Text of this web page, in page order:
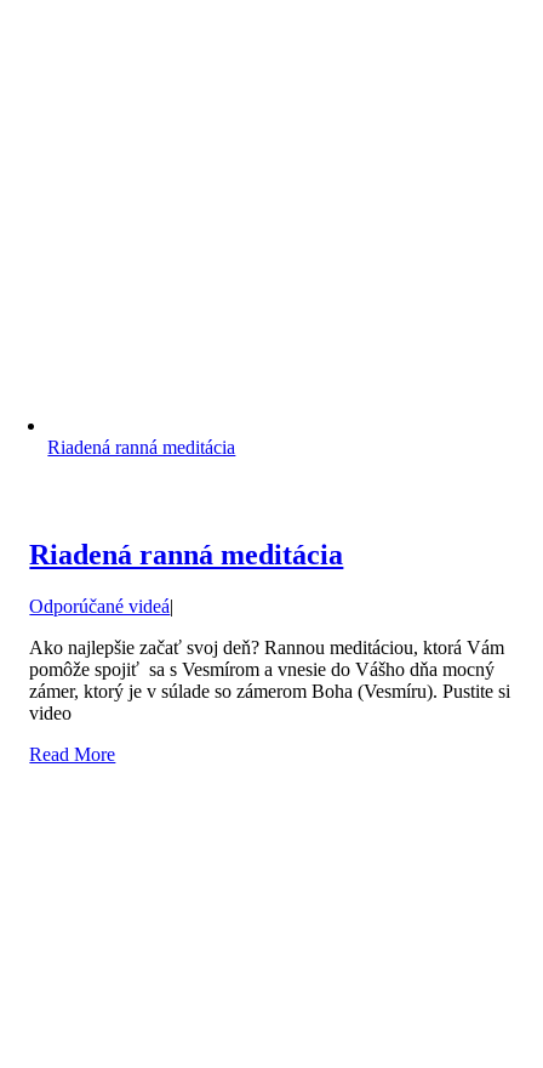
Riadená ranná meditácia
Riadená ranná meditácia
Odporúčané videá|
Ako najlepšie začať svoj deň? Rannou meditáciou, ktorá Vám
pomôže spojiť sa s Vesmírom a vnesie do Vášho dňa mocný
zámer, ktorý je v súlade so zámerom Boha (Vesmíru). Pustite si
video
Read More